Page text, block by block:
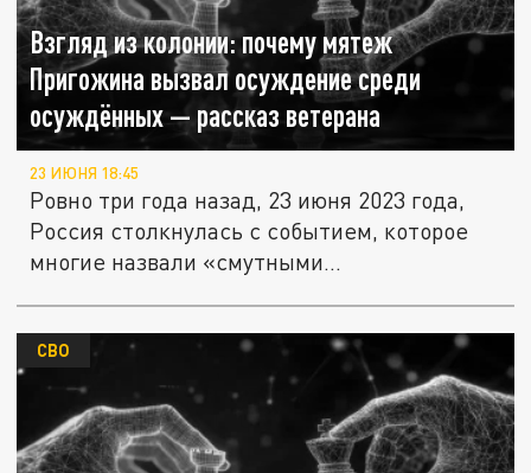
Взгляд из колонии: почему мятеж
Пригожина вызвал осуждение среди
осуждённых — рассказ ветерана
23 ИЮНЯ 18:45
Ровно три года назад, 23 июня 2023 года,
Россия столкнулась с событием, которое
многие назвали «смутными...
СВО